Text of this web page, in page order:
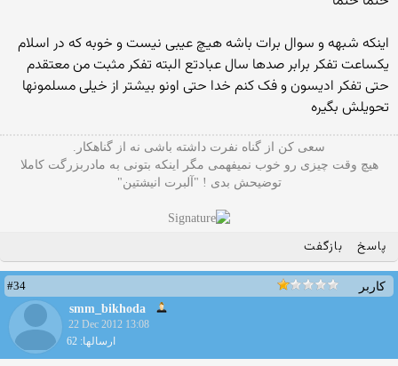
اینکه شبهه و سوال برات باشه هیچ عیبی نیست و خوبه که در اسلام
یکساعت تفکر برابر صدها سال عبادتع البته تفکر مثبت من معتقدم
حتی تفکر ادیسون و فک کنم خدا حتی اونو بیشتر از خیلی مسلمونها
تحویلش بگیره
سعی کن از گناه نفرت داشته باشی نه از گناهکار.
هیچ وقت چیزی رو خوب نمیفهمی مگر اینکه بتونی به مادربزرگت کاملا
توضیحش بدی ! "آلبرت انیشتین"
پاسخ بازگفت
کاربر
#34
smm_bikhoda
22 Dec 2012 13:08
ارسالها: 62